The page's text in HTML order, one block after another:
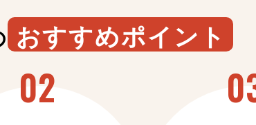
おすすめポイント